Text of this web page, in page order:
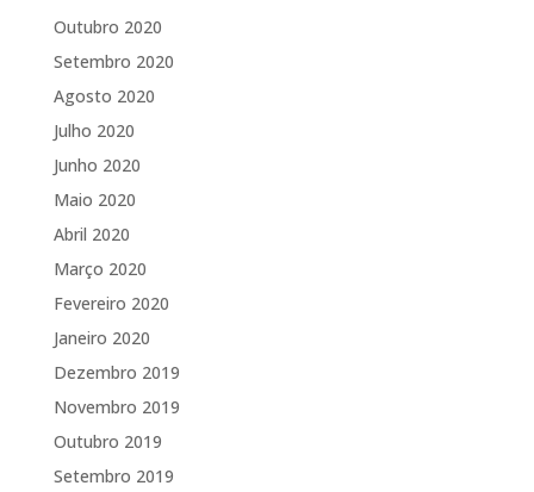
Outubro 2020
Setembro 2020
Agosto 2020
Julho 2020
Junho 2020
Maio 2020
Abril 2020
Março 2020
Fevereiro 2020
Janeiro 2020
Dezembro 2019
Novembro 2019
Outubro 2019
Setembro 2019